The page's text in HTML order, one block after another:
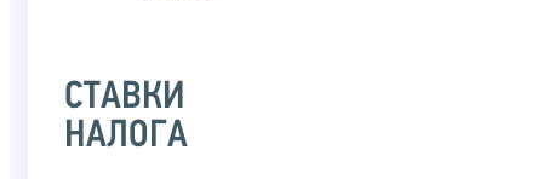
СТАВКИ
НАЛОГА